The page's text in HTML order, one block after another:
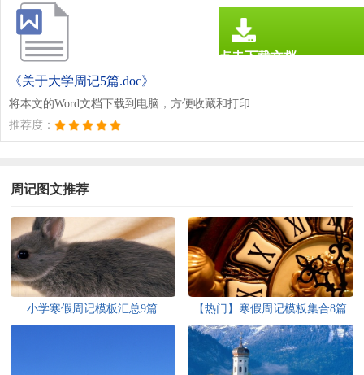
《关于大学周记5篇.doc》
将本文的Word文档下载到电脑，方便收藏和打印
推荐度：
点击下载文档
周记图文推荐
小学寒假周记模板汇总9篇 【热门】寒假周记模板集合8篇